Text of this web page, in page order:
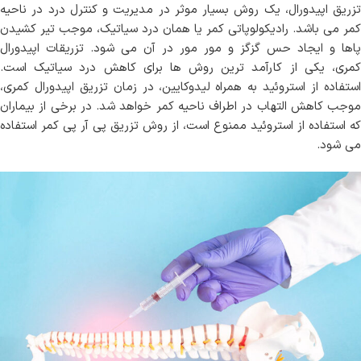
تزریق اپیدورال، یک روش بسیار موثر در مدیریت و کنترل درد در ناحیه
کمر می باشد. رادیکولوپاتی کمر یا همان درد سیاتیک، موجب تیر کشیدن
پاها و ایجاد حس گزگز و مور مور در آن می شود. تزریقات اپیدورال
کمری، یکی از کارآمد ترین روش ها برای کاهش درد سیاتیک است.
استفاده از استروئید به همراه لیدوکایین، در زمان تزریق اپیدورال کمری،
موجب کاهش التهاب در اطراف ناحیه کمر خواهد شد. در برخی از بیماران
که استفاده از استروئید ممنوع است، از روش تزریق پی آر پی کمر استفاده
می شود.